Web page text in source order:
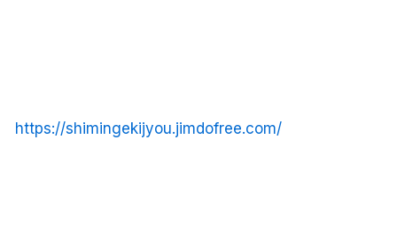
https://shimingekijyou.jimdofree.com/